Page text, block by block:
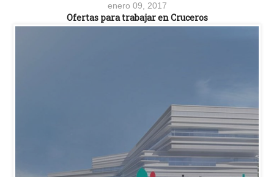
enero 09, 2017
Ofertas para trabajar en Cruceros